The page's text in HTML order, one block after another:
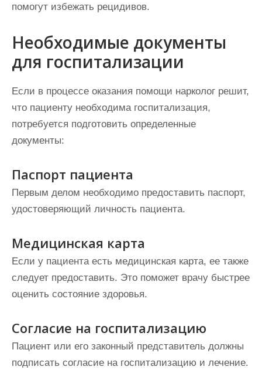
помогут избежать рецидивов.
Необходимые документы
для госпитализации
Если в процессе оказания помощи нарколог решит,
что пациенту необходима госпитализация,
потребуется подготовить определенные
документы:
Паспорт пациента
Первым делом необходимо предоставить паспорт,
удостоверяющий личность пациента.
Медицинская карта
Если у пациента есть медицинская карта, ее также
следует предоставить. Это поможет врачу быстрее
оценить состояние здоровья.
Согласие на госпитализацию
Пациент или его законный представитель должны
подписать согласие на госпитализацию и лечение.